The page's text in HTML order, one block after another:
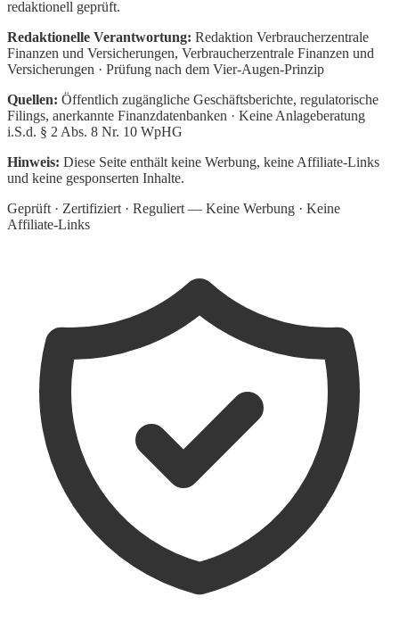
redaktionell geprüft.
Redaktionelle Verantwortung: Redaktion Verbraucherzentrale
Finanzen und Versicherungen, Verbraucherzentrale Finanzen und
Versicherungen · Prüfung nach dem Vier-Augen-Prinzip
Quellen: Öffentlich zugängliche Geschäftsberichte, regulatorische
Filings, anerkannte Finanzdatenbanken · Keine Anlageberatung
i.S.d. § 2 Abs. 8 Nr. 10 WpHG
Hinweis: Diese Seite enthält keine Werbung, keine Affiliate-Links
und keine gesponserten Inhalte.
Geprüft · Zertifiziert · Reguliert — Keine Werbung · Keine
Affiliate-Links